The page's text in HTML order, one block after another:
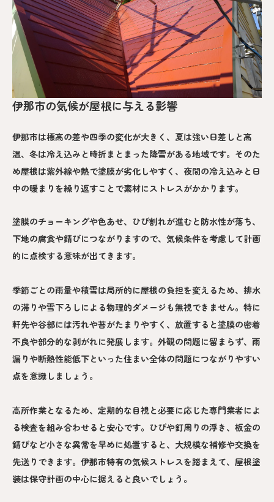
伊那市の気候が屋根に与える影響
伊那市は標高の差や四季の変化が大きく、夏は強い日差しと高
温、冬は冷え込みと時折まとまった降雪がある地域です。そのた
め屋根は紫外線や熱で塗膜が劣化しやすく、夜間の冷え込みと日
中の暖まりを繰り返すことで素材にストレスがかかります。
塗膜のチョーキングや色あせ、ひび割れが進むと防水性が落ち、
下地の腐食や錆びにつながりますので、気候条件を考慮して計画
的に点検する意味が出てきます。
季節ごとの雨量や積雪は局所的に屋根の負担を変えるため、排水
の滞りや雪下ろしによる物理的ダメージも無視できません。特に
軒先や谷部には汚れや苔がたまりやすく、放置すると塗膜の密着
不良や部分的な剥がれに発展します。外観の問題に留まらず、雨
漏りや断熱性能低下といった住まい全体の問題につながりやすい
点を意識しましょう。
高所作業となるため、定期的な目視と必要に応じた専門業者によ
る検査を組み合わせると安心です。ひびや釘周りの浮き、板金の
錆びなど小さな異常を早めに処置すると、大規模な補修や交換を
先送りできます。伊那市特有の気候ストレスを踏まえて、屋根塗
装は保守計画の中心に据えると良いでしょう。